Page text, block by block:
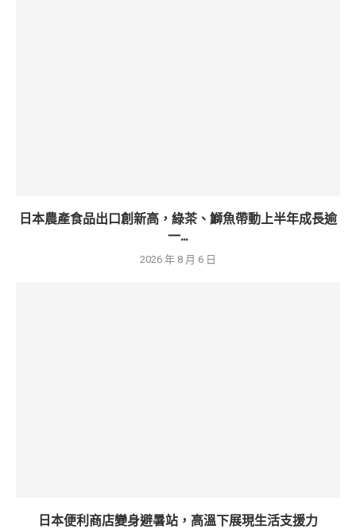
日本農產食品出口創新高，綠茶、鰤魚帶動上半年成長逾
一...
2026 年 8 月 6 日
日本便利商店變身避暑站，高溫下展現生活支援力